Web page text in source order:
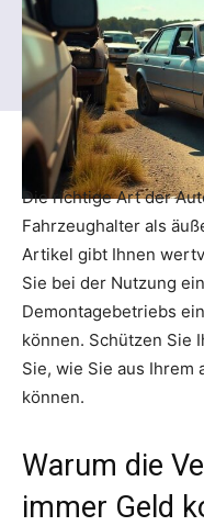
Die richtige Art der
Fahrzeughalter als
Artikel gibt Ihnen
Sie bei der Nutzung
Demontagebetriebs
können. Schützen Sie
Sie, wie Sie aus Ihrem
können.
Warum die
immer Geld